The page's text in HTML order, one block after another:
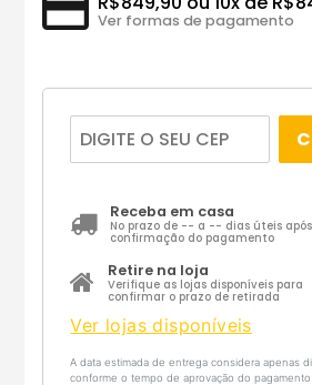
Ver formas de pagamento
Receba em casa
No prazo de -- a -- dias úteis
confirmação do pagamento
Retire na loja
Verifique as lojas disponíveis para
confirmar o prazo de retirada
Ver lojas disponíveis
A data estimada de entrega considera apenas
conforme o tempo de aprovação do